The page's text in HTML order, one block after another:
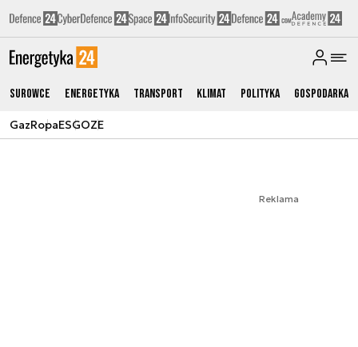
Surowce Energetyka Transport Klimat Polityka Gospodarka
GazRopaESGOZE
Reklama